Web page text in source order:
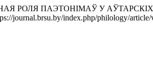
РОЛЯ ПАЭТОНІМАЎ У
journal.brsu.by/index.php/philology/